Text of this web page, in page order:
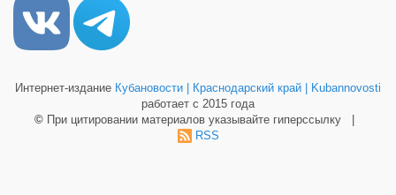
Интернет-издание Кубановости | Краснодарский край | Kubannovosti
работает с 2015 года
© При цитировании материалов указывайте гиперссылку |
RSS